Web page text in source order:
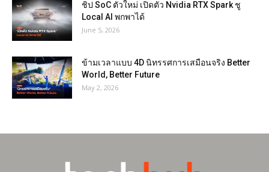
ชิป SoC ตัวใหม่ เปิดตัว Nvidia RTX Spark ชู
Local AI พกพาได้
June 5, 2026
ข้ามเวลาแบบ 4D นิทรรศการเสมือนจริง Better
World, Better Future
May 2, 2026